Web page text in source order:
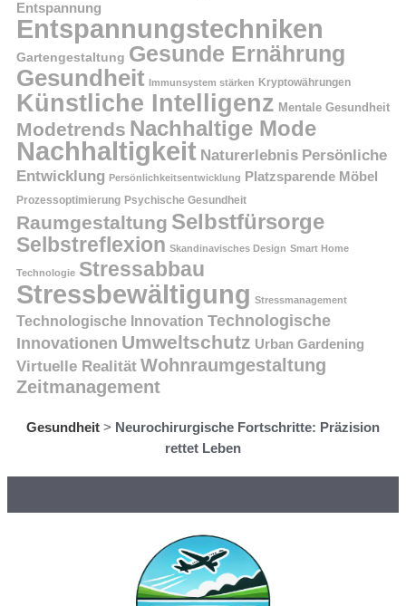
Entspannung
Entspannungstechniken
Gartengestaltung Gesunde Ernährung
Gesundheit Immunsystem stärken Kryptowährungen
Künstliche Intelligenz Mentale Gesundheit
Modetrends Nachhaltige Mode
Nachhaltigkeit Naturerlebnis Persönliche
Entwicklung Persönlichkeitsentwicklung Platzsparende Möbel
Prozessoptimierung Psychische Gesundheit
Raumgestaltung Selbstfürsorge
Selbstreflexion Skandinavisches Design Smart Home
Technologie Stressabbau
Stressbewältigung Stressmanagement
Technologische Innovation Technologische
Innovationen Umweltschutz Urban Gardening
Virtuelle Realität Wohnraumgestaltung
Zeitmanagement
Gesundheit > Neurochirurgische Fortschritte: Präzision
rettet Leben